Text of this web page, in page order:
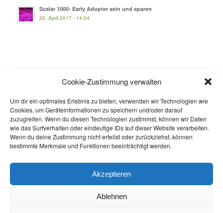
Cookie-Zustimmung verwalten
Um dir ein optimales Erlebnis zu bieten, verwenden wir Technologien wie
Cookies, um Geräteinformationen zu speichern und/oder darauf
zuzugreifen. Wenn du diesen Technologien zustimmst, können wir Daten
wie das Surfverhalten oder eindeutige IDs auf dieser Website verarbeiten.
Wenn du deine Zustimmung nicht erteilst oder zurückziehst, können
bestimmte Merkmale und Funktionen beeinträchtigt werden.
Akzeptieren
Ablehnen
Scalar 1000- Early Adopter sein und sparen
25. April 2017 - 14:54
Versandinformationen
Zahlungsmöglichkeiten
Widerrufsbelehrung